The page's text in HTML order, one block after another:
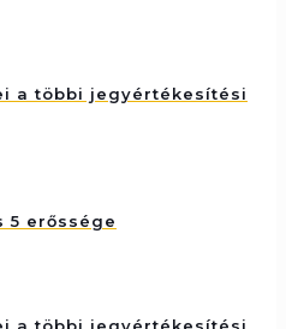
a többi jegyértékesítési
5 erőssége